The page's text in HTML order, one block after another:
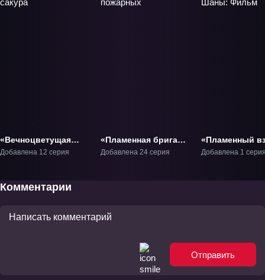
«Вечноцветущая
сакура» ТВ-1
Добавлена 12 серия
«Пламенная бригада
пожарных» ТВ-1
Добавлена 24 серия
«Пламенный
Шаны: Фильм»
Добавлена 1
Комментарии
Отправить